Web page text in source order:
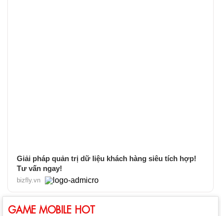
Giải pháp quản trị dữ liệu khách hàng siêu tích hợp!
Tư vấn ngay!
bizfly.vn
GAME MOBILE HOT